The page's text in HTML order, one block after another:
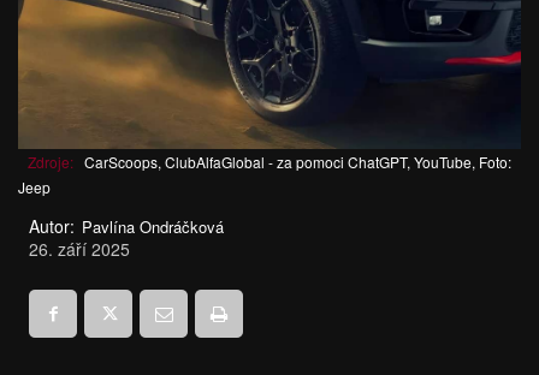
Zdroje: CarScoops, ClubAlfaGlobal - za pomoci ChatGPT, YouTube, Foto:
Jeep
Autor: Pavlína Ondráčková
26. září 2025